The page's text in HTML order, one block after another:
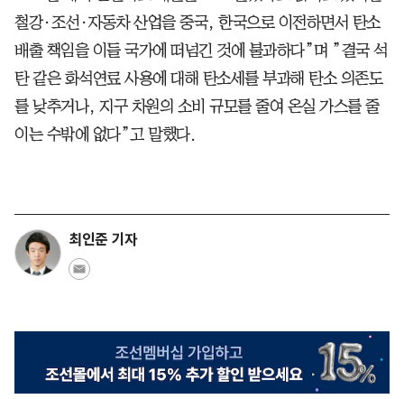
철강·조선·자동차 산업을 중국, 한국으로 이전하면서 탄소
배출 책임을 이들 국가에 떠넘긴 것에 불과하다”며 ”결국 석
탄 같은 화석연료 사용에 대해 탄소세를 부과해 탄소 의존도
를 낮추거나, 지구 차원의 소비 규모를 줄여 온실 가스를 줄
이는 수밖에 없다”고 말했다.
최인준 기자